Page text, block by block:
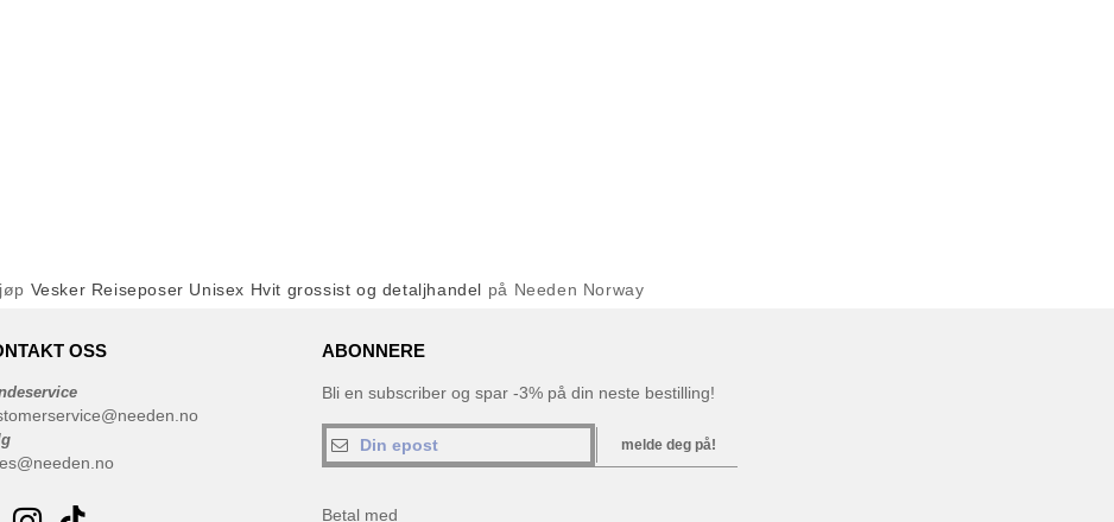
Vesker Reiseposer Unisex Hvit grossist og detaljhandel på Needen Norway
OSS ABONNERE
Bli en subscriber og spar -3% på din neste bestilling!
melde deg på!
Betal med